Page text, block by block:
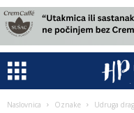
Naslovnica Oznake Udruga